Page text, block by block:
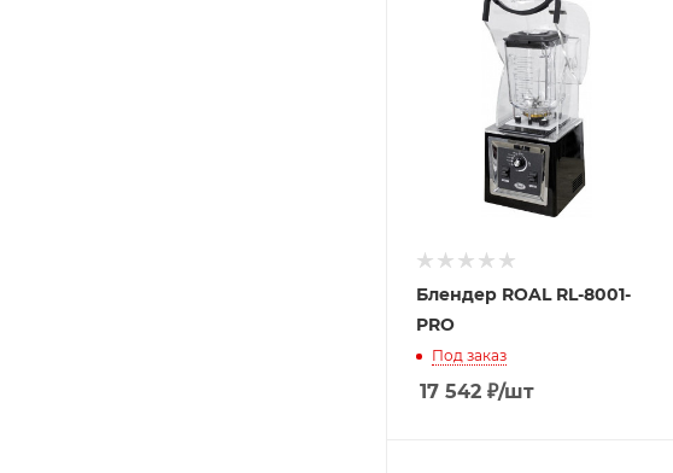
Блендер ROAL RL-8001-
PRO
Под заказ
17 542 ₽/шт